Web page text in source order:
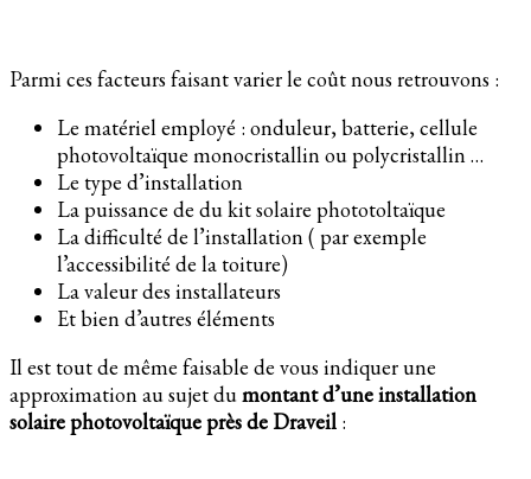
Parmi ces facteurs faisant varier le coût nous retrouvons :
Le matériel employé : onduleur, batterie, cellule
photovoltaïque monocristallin ou polycristallin …
Le type d’installation
La puissance de du kit solaire phototoltaïque
La difficulté de l’installation ( par exemple
l’accessibilité de la toiture)
La valeur des installateurs
Et bien d’autres éléments
Il est tout de même faisable de vous indiquer une
approximation au sujet dumontant d’une installation
solaire photovoltaïque près de Draveil :